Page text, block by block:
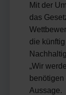
Mit der
das
die
„Wir
Aussage.